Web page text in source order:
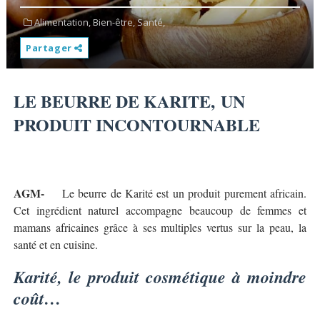
Alimentation,Bien-être,Santé,
Partager
LE BEURRE DE KARITE, UN
PRODUIT INCONTOURNABLE
AGM-
Le beurre de Karité est un produit purement africain.
Cet ingrédient naturel accompagne beaucoup de femmes et
mamans africaines grâce à ses multiples vertus sur la peau, la
santé et en cuisine.
Karité, le produit cosmétique à moindre
coût…